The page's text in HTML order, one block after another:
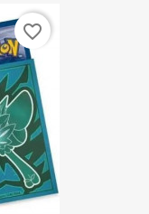
favorite_border